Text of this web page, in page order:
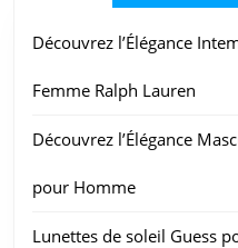
Découvrez l’Élégance
Femme Ralph Lauren
Découvrez l’Élégance
pour Homme
Lunettes de soleil Guess